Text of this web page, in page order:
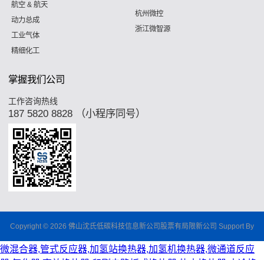
航空 & 航天
动力总成
工业气体
精细化工
杭州微控
浙江微智源
掌握我们公司
工作咨询热线
187 5820 8828 （小程序同号）
Copyright © 2026 佛山沈氏低碳科技信息新公司股票有局限新公司 Support By
微混合器,管式反应器,加氢站换热器,加氢机换热器,微通道反应